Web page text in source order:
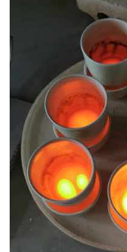
Liên hệ tòa soạn
THỜI BÁO VTV
Theo dõi báo trên